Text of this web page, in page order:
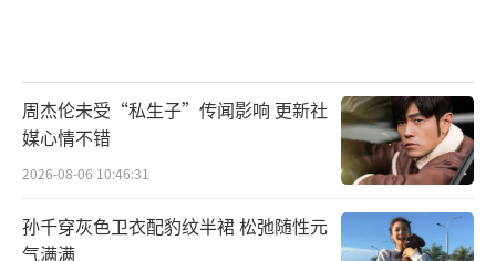
周杰伦未受“私生子”传闻影响 更新社
媒心情不错
2026-08-06 10:46:31
孙千穿灰色卫衣配豹纹半裙 松弛随性元
气满满